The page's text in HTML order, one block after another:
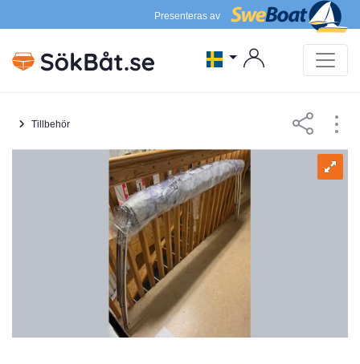
Presenteras av
Tillbehör